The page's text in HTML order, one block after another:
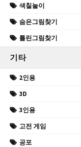
색칠놀이
숨은그림찾기
틀린그림찾기
기타
2인용
3D
3인용
고전 게임
공포